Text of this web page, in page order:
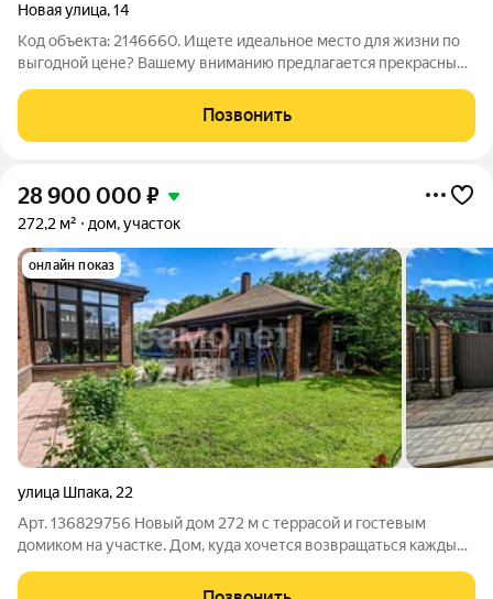
Новая улица,14
Код объекта: 2146660. Ищете идеальное место для жизни по
выгодной цене? Вашему вниманию предлагается прекрасный
близость лесопарковой зоны делает проживание
комфортным. Построенный из бревен и
Позвонить
28 900 000 ₽
272,2 м² дом, участок
онлайн показ
улица Шпака, 22
Арт. 136829756 Новый дом 272 м с террасой и гостевым
домиком на участке. Дом, куда хочется возвращаться каждый
именно для комфортной семейной жизни просторной,